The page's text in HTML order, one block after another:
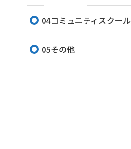
04コミュニティスクール
05その他